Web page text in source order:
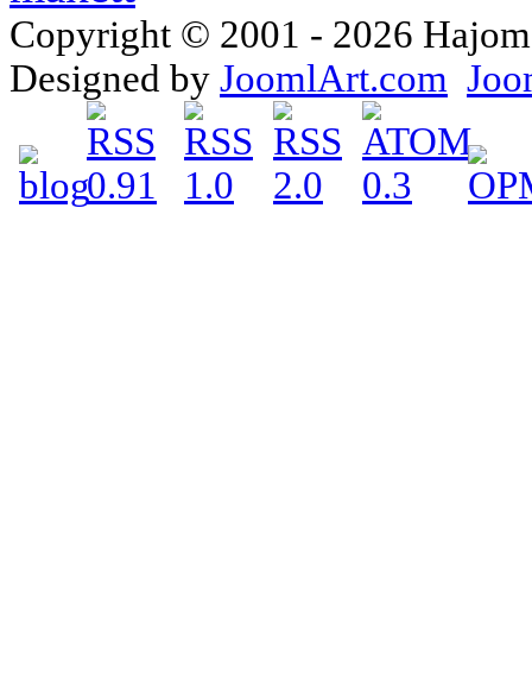
Copyright © 2001 - 2026
Designed by JoomlArt.com